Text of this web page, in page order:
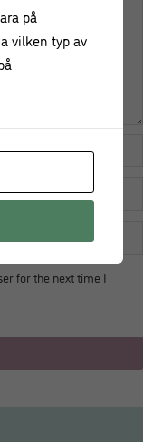
for the next time I
på
vilken typ av